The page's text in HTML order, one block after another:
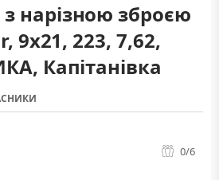
нарізною зброєю
9х21, 223, 7,62,
Капітанівка
0/6